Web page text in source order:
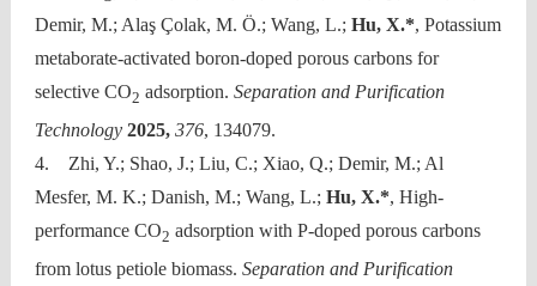
Demir, M.; Alaş Çolak, M. Ö.; Wang, L.; Hu, X.*, Potassium
metaborate-activated boron-doped porous carbons for
selective CO2 adsorption. Separation and Purification
Technology 2025, 376, 134079.
4. Zhi, Y.; Shao, J.; Liu, C.; Xiao, Q.; Demir, M.; Al
Mesfer, M. K.; Danish, M.; Wang, L.; Hu, X.*, High-
performance CO2 adsorption with P-doped porous carbons
from lotus petiole biomass. Separation and Purification